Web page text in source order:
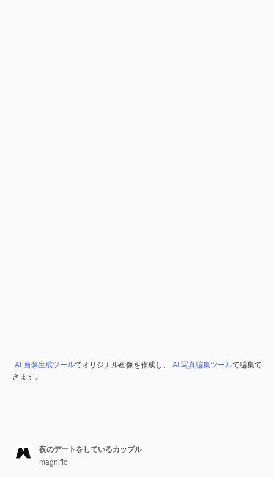
AI 画像生成ツールでオリジナル画像を作成し、 AI 写真編集ツールで編集で
きます。
夜のデートをしているカップル
magnific